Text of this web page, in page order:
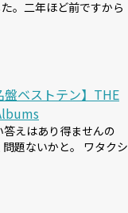
。二年ほど前ですから
ベストテン】THE
えはあり得ませんの
題ないかと。 ワタクシ